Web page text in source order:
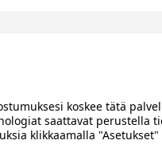
koskee tätä
saattavat perustella
klikkaamalla "Asetukset"